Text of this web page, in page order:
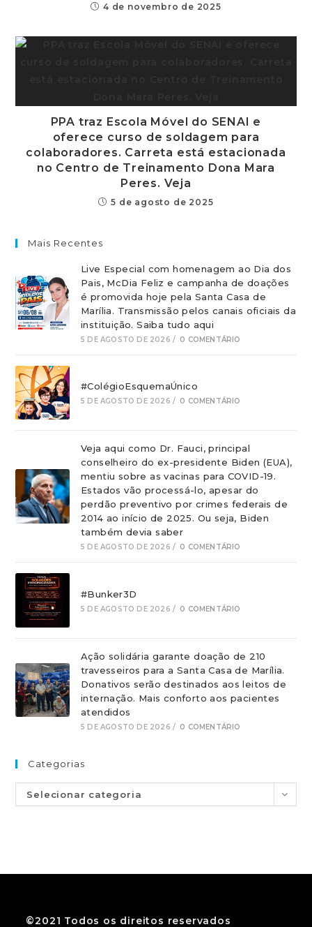
4 de novembro de 2025
PPA traz Escola Móvel do SENAI e
oferece curso de soldagem para
colaboradores. Carreta está estacionada
no Centro de Treinamento Dona Mara
Peres. Veja
5 de agosto de 2025
Mais Recentes
Live Especial com homenagem ao Dia dos
Pais, McDia Feliz e campanha de doações
é promovida hoje pela Santa Casa de
Marília. Transmissão pelos canais oficiais da
instituição. Saiba tudo aqui
5 DE AGOSTO DE 2026 / 0 COMENTÁRIO
#ColégioEsquemaÚnico
5 DE AGOSTO DE 2026 / 0 COMENTÁRIO
Veja aqui como Dr. Fauci, principal
conselheiro do ex-presidente Biden (EUA),
mentiu sobre as vacinas para COVID-19.
Estados vão processá-lo, apesar do
perdão preventivo por crimes federais de
2014 ao início de 2025. Ou seja, Biden
também devia saber
5 DE AGOSTO DE 2026 / 0 COMENTÁRIO
#Bunker3D
5 DE AGOSTO DE 2026 / 0 COMENTÁRIO
Ação solidária garante doação de 210
travesseiros para a Santa Casa de Marília.
Donativos serão destinados aos leitos de
internação. Mais conforto aos pacientes
atendidos
5 DE AGOSTO DE 2026 / 0 COMENTÁRIO
Categorias
Selecionar categoria
©2021 Todos os direitos reservados